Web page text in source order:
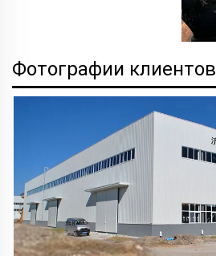
Фотографии клиентов